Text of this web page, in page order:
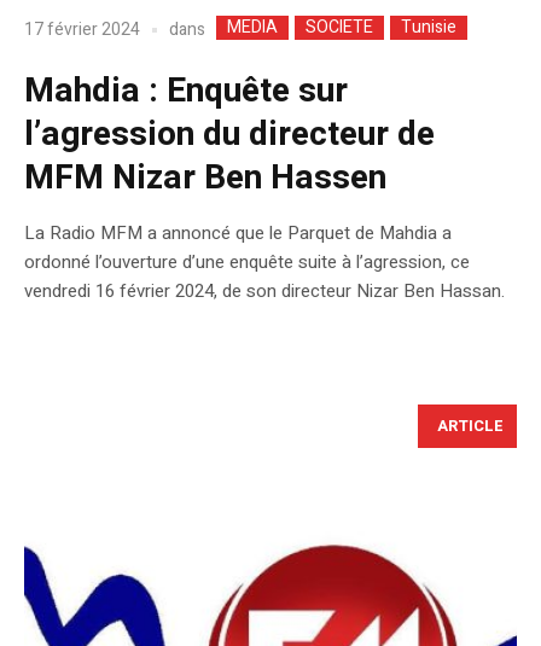
17 février 2024 dans MEDIA SOCIETE Tunisie
Mahdia : Enquête sur
l’agression du directeur de
MFM Nizar Ben Hassen
La Radio MFM a annoncé que le Parquet de Mahdia a
ordonné l’ouverture d’une enquête suite à l’agression, ce
vendredi 16 février 2024, de son directeur Nizar Ben Hassan.
ARTICLE